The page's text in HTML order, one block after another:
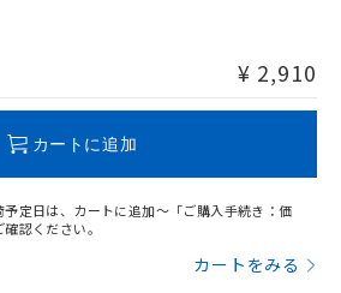
在する可能性があります。
¥ 2,910
カートに追加
定日は、カートに追加～「ご購入手続き：価
認ください。
カートをみる